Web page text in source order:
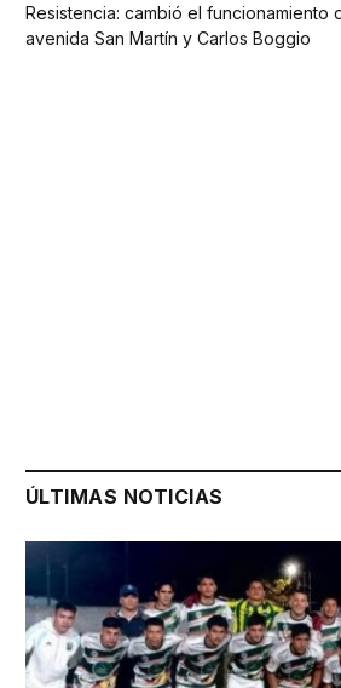
Resistencia: cambió el funcionamiento
avenida San Martín y Carlos Boggio
ÚLTIMAS NOTICIAS